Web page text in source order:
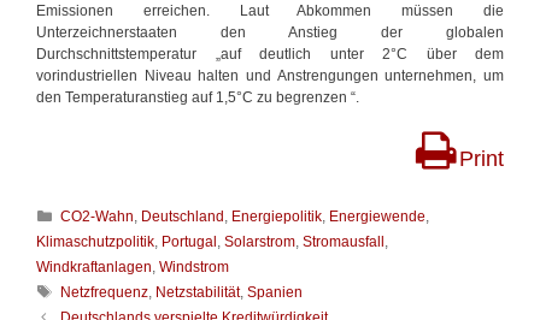
Emissionen erreichen. Laut Abkommen müssen die
Unterzeichnerstaaten den Anstieg der globalen
Durchschnittstemperatur „auf deutlich unter 2°C über dem
vorindustriellen Niveau halten und Anstrengungen unternehmen, um
den Temperaturanstieg auf 1,5°C zu begrenzen “.
Print
K
a
g
CO2-Wahn, Deutschland , Energiepolitik, Energiewende,
Klimaschutzpolitik, Portugal , Solarstrom, Stromausfall ,
Windkraftanlagen, Windstrom
S
c
Netzfrequenz, Netzstabilität,Spanien
B